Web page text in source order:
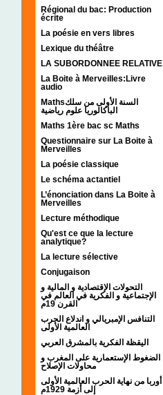
Régional du bac: Production
écrite
La poésie en vers libres
Lexique du théâtre
LA SUBORDONNEE RELATIVE
La Boite à Merveilles:Livre
audio
Mathsالسنة الأولى من سلك
الباكالوريا علوم رياضية
Maths 1ère bac sc Maths
Questionnaire sur La Boite à
Merveilles
La poésie classique
Le schéma actantiel
L’énonciation dans La Boite à
Merveilles
Lecture méthodique
Qu'est ce que la lecture
analytique?
La lecture sélective
Conjugaison
التحولات الإقتصادية و المالية و
الإجتماعية و الفكرية في العالم في
القرن 19م
التنافس الإمبريالي و اندلاع الحرب
العالمية الأولى
اليقظة الفكرية بالمشرق العربي
الضغوط الإستعمارية على المغرب و
محاولات الإصلاح
أوربا من نهاية الحرب العالمية الأولى
إلى أزمة 1929م